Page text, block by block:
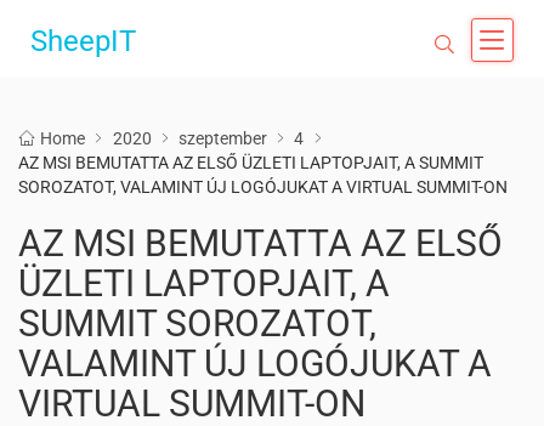
SheepIT
Home 2020 szeptember
4
AZ MSI BEMUTATTA AZ ELSŐ ÜZLETI LAPTOPJAIT, A SUMMIT
SOROZATOT, VALAMINT ÚJ LOGÓJUKAT A VIRTUAL SUMMIT-ON
AZ MSI BEMUTATTA AZ ELSŐ
ÜZLETI LAPTOPJAIT, A
SUMMIT SOROZATOT,
VALAMINT ÚJ LOGÓJUKAT A
VIRTUAL SUMMIT-ON